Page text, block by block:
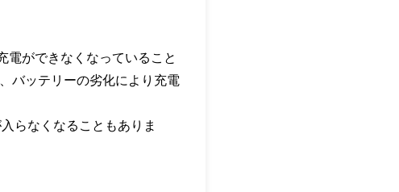
電ができなくなっていること
バッテリーの劣化により充電
らなくなることもありま